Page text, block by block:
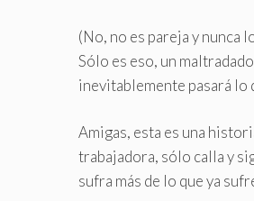
(No, no es pareja y nunca
Sólo es eso, un
inevitablemente pasará lo
Amigas, esta es una
trabajadora, sólo calla y
sufra más de lo que ya